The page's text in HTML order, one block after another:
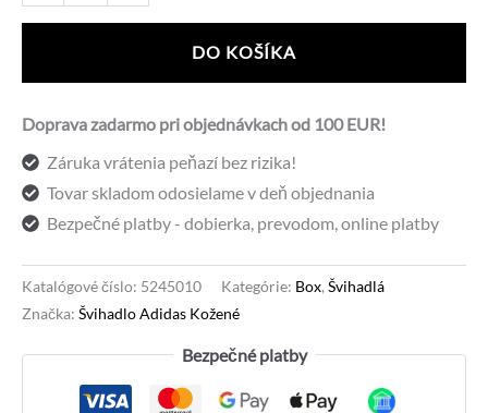
Švihadlo
DO KOŠÍKA
Doprava zadarmo pri objednávkach od 100 EUR!
Záruka vrátenia peňazí bez rizika!
Tovar skladom odosielame v deň objednania
Bezpečné platby - dobierka, prevodom, online platby
Katalógové číslo: 5245010 Kategórie: Box,Švihadlá
Značka: Švihadlo Adidas Kožené
Bezpečné platby